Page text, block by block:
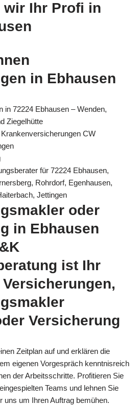
wir Ihr Profi in
in Ebhausen
in 72224 Ebhausen – Wenden,
Ziegelhütte
CW
für 72224 Ebhausen,
Rohrdorf, Egenhausen,
Jettingen
oder
in Ebhausen
ist Ihr
Versicherung
Zeitplan auf und erklären die
eigenen Vorgespräch kenntnisreich
der Arbeitsschritte. Profitieren Sie
Teams und lehnen Sie
um Ihren Auftrag bemühen.